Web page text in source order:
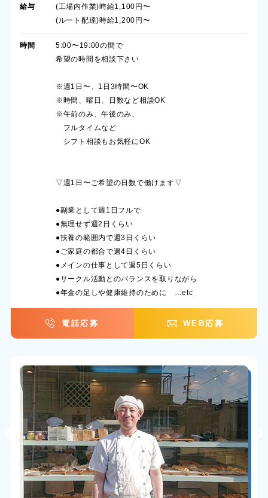
給与
(工場内作業)時給1,100円〜
(ルート配達)時給1,200円〜
時間
5:00〜19:00の間で
希望の時間を相談下さい
※週1日〜、1日3時間〜OK
※時間、曜日、日数など相談OK
※午前のみ、午後のみ、
フルタイムなど
シフト相談もお気軽にOK
▽週1日〜ご希望の日数で働けます▽
●副業として週1日フルで
●無理せず週2日くらい
●扶養の範囲内で週3日くらい
●ご家庭の都合で週4日くらい
●メインの仕事として週5日くらい
●サークル活動とのバランスを取りながら
●年金の足しや健康維持のために …etc
電話応募 WEB応募